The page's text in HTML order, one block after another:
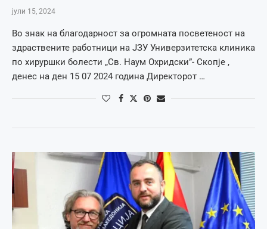
јули 15, 2024
Во знак на благодарност за огромната посветеност на
здраствените работници на ЈЗУ Универзитетска клиника
по хируршки болести „Св. Наум Охридски”- Скопје ,
денес на ден 15 07 2024 година Директорот …